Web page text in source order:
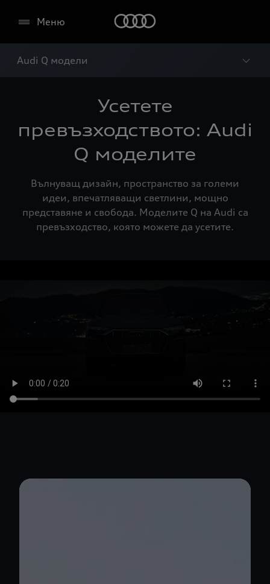
Меню
Audi Q модели
Усетете
превъзходството: Audi
Q моделите
Вълнуващ дизайн, пространство за големи
идеи, впечатляващи светлини, мощно
представяне и свобода. Моделите Q на Audi са
превъзходство, която можете да усетите.